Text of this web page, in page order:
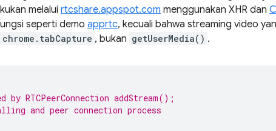
melalui rtcshare.appspot.com menggunakan XHR dan
seperti demo apprtc, kecuali bahwa streaming video
chrome.tabCapture , bukan getUserMedia() .
by RTCPeerConnection addStream();
and peer connection process